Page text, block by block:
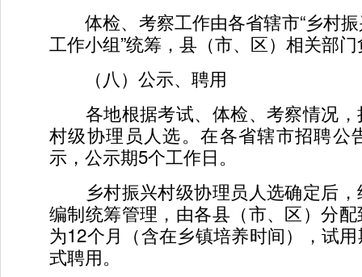
体检、考察工作由各省辖市“乡村振
工作小组”统筹，县（市、区）相关部
（八）公示、聘用
各地根据考试、体检、考察情况，
村级协理员人选。在各省辖市招聘公
示，公示期5个工作日。
乡村振兴村级协理员人选确定后，
编制统筹管理，由各县（市、区）分
为12个月（含在乡镇培养时间），试
式聘用。